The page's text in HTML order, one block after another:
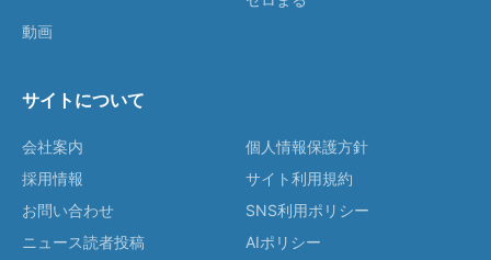
動画
サイトについて
会社案内
採用情報
お問い合わせ
ニュース読者投稿
個人情報保護方針
サイト利用規約
SNS利用ポリシー
AIポリシー